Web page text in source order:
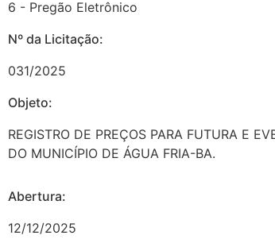
6 - Pregão Eletrônico
Nº da Licitação: ​​
031/2025
Objeto:
REGISTRO DE PREÇOS PARA FUTURA E
DO MUNICÍPIO DE ÁGUA FRIA-BA.
Abertura:
12/12/2025